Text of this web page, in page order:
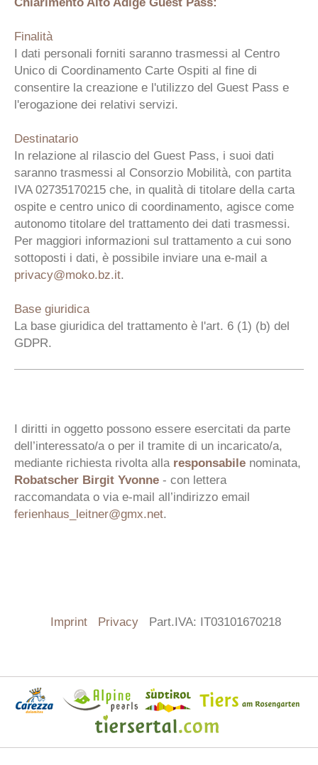
Chiarimento Alto Adige Guest Pass:
Finalità
I dati personali forniti saranno trasmessi al Centro
Unico di Coordinamento Carte Ospiti al fine di
consentire la creazione e l'utilizzo del Guest Pass e
l'erogazione dei relativi servizi.
Destinatario
In relazione al rilascio del Guest Pass, i suoi dati
saranno trasmessi al Consorzio Mobilità, con partita
IVA 02735170215 che, in qualità di titolare della carta
ospite e centro unico di coordinamento, agisce come
autonomo titolare del trattamento dei dati trasmessi.
Per maggiori informazioni sul trattamento a cui sono
sottoposti i dati, è possibile inviare una e-mail a
privacy@moko.bz.it.
Base giuridica
La base giuridica del trattamento è l'art. 6 (1) (b) del
GDPR.
I diritti in oggetto possono essere esercitati da parte
dell’interessato/a o per il tramite di un incaricato/a,
mediante richiesta rivolta alla responsabile nominata,
Robatscher Birgit Yvonne - con lettera
raccomandata o via e-mail all’indirizzo email
ferienhaus_leitner@gmx.net.
Imprint Privacy Part.IVA: IT03101670218